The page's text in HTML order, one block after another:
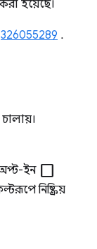
হয়েছে।
326055289 .
ইন check_box_outline_blank
নিষ্ক্রিয়